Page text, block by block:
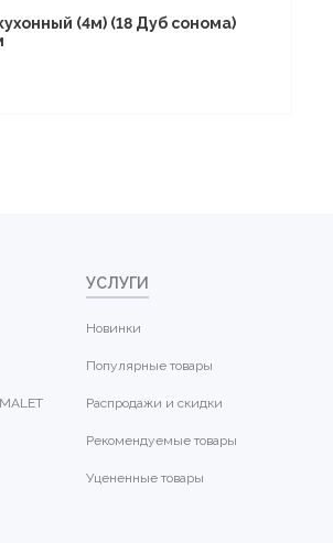
(4м) (18 Дуб сонома)
УСЛУГИ
Новинки
Популярные товары
Распродажи и скидки
Рекомендуемые товары
Уцененные товары